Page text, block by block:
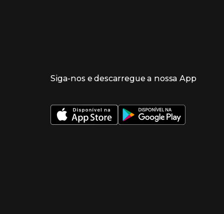
ventana)
ventana)
Siga-nos e descarregue a nossa App